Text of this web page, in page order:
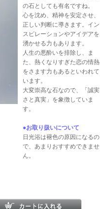
の石としても有名ですね。
心を沈め、精神を安定させ、
正しい判断に導きます。イン
スピレーションやアイデアを
湧かせる力もあります。
人生の悪酔いを排除し、ま
た、熱くなりすぎた恋の情熱
をさます力もあるといわれて
います。
大変崇高な石なので、「誠実
さと真実」を象徴していま
す。
●お取り扱いについて
日光浴は褪色の原因になるの
で、あまりおすすめできませ
ん。